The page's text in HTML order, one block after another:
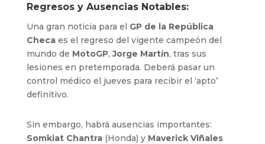
Regresos y Ausencias Notables:
Una gran noticia para el GP de la República
Checaes el regreso del vigente campeón del
mundo de MotoGP,Jorge Martín, tras sus
lesiones en pretemporada. Deberá pasar un
control médico el jueves para recibir el ‘apto’
definitivo.
Sin embargo, habrá ausencias importantes:
Somkiat Chantra(Honda) y Maverick Viñales